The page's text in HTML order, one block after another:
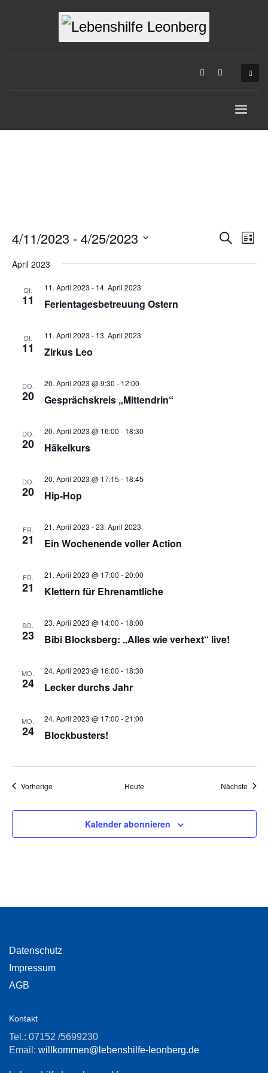
Suche
Suche
Liste
4/11/2023 - 4/25/2023
wählen.
April 2023
DI.
11
11. April 2023 - 14. April 2023
Ferientagesbetreuung Ostern
DI.
11
11. April 2023 - 13. April 2023
Zirkus Leo
DO.
20
20. April 2023 @ 9:30 - 12:00
Gesprächskreis „Mittendrin“
DO.
20
20. April 2023 @ 16:00 - 18:30
Häkelkurs
DO.
20
20. April 2023 @ 17:15 - 18:45
Hip-Hop
FR.
21
21. April 2023 -23. April 2023
Ein Wochenende voller Action
FR.
21
21. April 2023 @ 17:00 -20:00
Klettern für Ehrenamtliche
SO.
23
23. April 2023 @ 14:00 - 18:00
Bibi Blocksberg: „Alles wie verhext“ live!
MO.
24
24. April 2023 @ 16:00 - 18:30
Lecker durchs Jahr
MO.
24
24. April 2023 @ 17:00 -21:00
Blockbusters!
VorherigeVeranstaltungen Heute Nächste
Kalender abonnieren
Datenschutz
Impressum
AGB
Kontakt
Tel.: 07152 /5699230
Email: willkommen@lebenshilfe-leonberg.de